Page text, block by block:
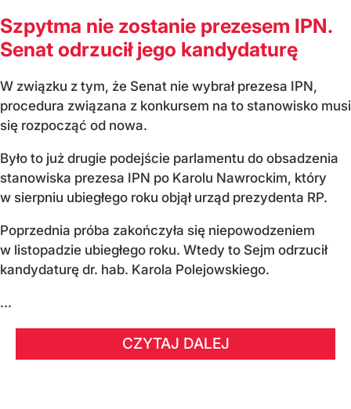
Szpytma nie zostanie prezesem IPN.
Senat odrzucił jego kandydaturę
W związku z tym, że Senat nie wybrał prezesa IPN,
procedura związana z konkursem na to stanowisko musi
się rozpocząć od nowa.
Było to już drugie podejście parlamentu do obsadzenia
stanowiska prezesa IPN po Karolu Nawrockim, który
w sierpniu ubiegłego roku objął urząd prezydenta RP.
Poprzednia próba zakończyła się niepowodzeniem
w listopadzie ubiegłego roku. Wtedy to Sejm odrzucił
kandydaturę dr. hab. Karola Polejowskiego.
...
CZYTAJ DALEJ